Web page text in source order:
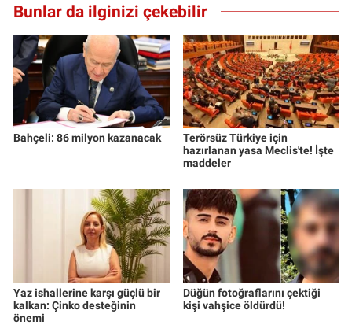
Bunlar da ilginizi çekebilir
Bahçeli: 86 milyon kazanacak
Terörsüz Türkiye için
hazırlanan yasa Meclis'te! İşte
maddeler
Yaz ishallerine karşı güçlü bir
kalkan: Çinko desteğinin
önemi
Düğün fotoğraflarını çektiği
kişi vahşice öldürdü!